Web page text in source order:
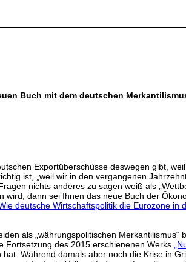
Buch mit dem deutschen
Exportüberschüsse deswegen gibt,
ist, „weil wir in den vergangenen
nichts anderes zu sagen weiß als
wird, dann sei Ihnen das neue Buch der
deutsche Wirtschaftspolitik die Eurozone in
als „währungspolitischen Merkantilismus“
Fortsetzung des 2015 erschienenen Werks
Während damals aber noch die Krise in